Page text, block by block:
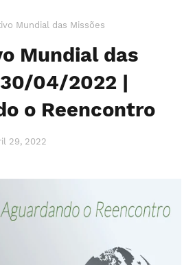
Mundial das Missões
Mundial das
04/2022 |
o Reencontro
29, 2022